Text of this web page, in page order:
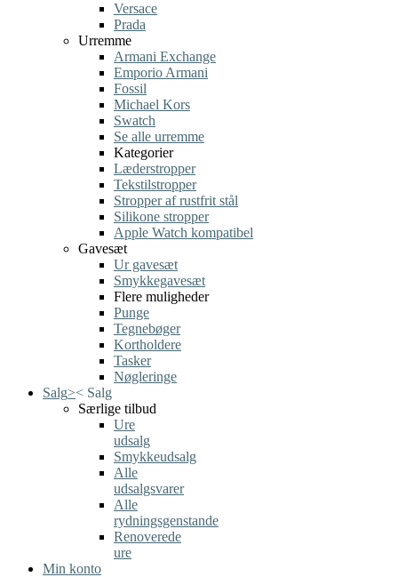
Versace
Prada
Urremme
Armani Exchange
Emporio Armani
Fossil
Michael Kors
Swatch
Se alle urremme
Kategorier
Læderstropper
Tekstilstropper
Stropper af rustfrit stål
Silikone stropper
Apple Watch kompatibel
Gavesæt
Ur gavesæt
Smykkegavesæt
Flere muligheder
Punge
Tegnebøger
Kortholdere
Tasker
Nøgleringe
Salg>< Salg
Særlige tilbud
Ure
udsalg
Smykkeudsalg
Alle
udsalgsvarer
Alle
rydningsgenstande
Renoverede
ure
Min konto